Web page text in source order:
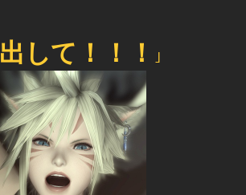
出して！！！ ｣